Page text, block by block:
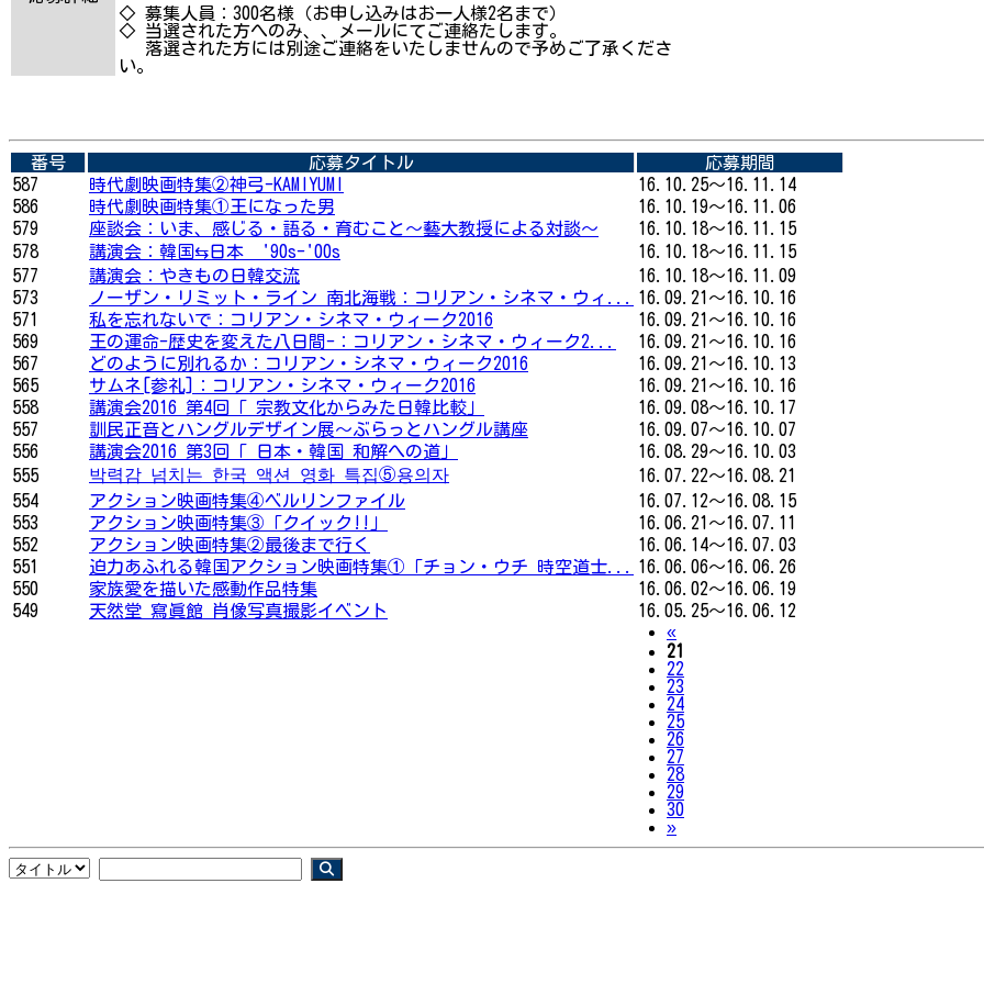
◇ 募集人員：300名様（お申し込みはお一人様2名まで）
◇ 当選された方へのみ、、メールにてご連絡たします。
落選された方には別途ご連絡をいたしませんので予めご了承くださ
い。
番号 応募タイトル
応募期間
587
時代劇映画特集②神弓-KAMIYUMI
16.10.25～16.11.14
586
時代劇映画特集①王になった男
16.10.19～16.11.06
579
座談会：いま、感じる・語る・育むこと～藝大教授による対談〜
16.10.18～16.11.15
578
講演会：韓国⇆日本 '90s-'00s
16.10.18～16.11.15
577
講演会：やきもの日韓交流
16.10.18～16.11.09
573
ノーザン・リミット・ライン 南北海戦：コリアン・シネマ・ウィ...
16.09.21～16.10.16
571
私を忘れないで：コリアン・シネマ・ウィーク2016
16.09.21～16.10.16
569
王の運命-歴史を変えた八日間-：コリアン・シネマ・ウィーク2...
16.09.21～16.10.16
567
どのように別れるか：コリアン・シネマ・ウィーク2016
16.09.21～16.10.13
565
サムネ[参礼]：コリアン・シネマ・ウィーク2016
16.09.21～16.10.16
558
講演会2016 第4回「 宗教文化からみた日韓比較」
16.09.08～16.10.17
557
訓民正音とハングルデザイン展～ぶらっとハングル講座
16.09.07～16.10.07
556
講演会2016 第3回「 日本・韓国 和解への道」
16.08.29～16.10.03
555
박력감 넘치는 한국 액션 영화 특집⑤용의자
16.07.22～16.08.21
554
アクション映画特集④ベルリンファイル
16.07.12～16.08.15
553
アクション映画特集③「クイック!!」
16.06.21～16.07.11
552
アクション映画特集②最後まで行く
16.06.14～16.07.03
551
迫力あふれる韓国アクション映画特集①「チョン・ウチ 時空道士...
16.06.06～16.06.26
550
家族愛を描いた感動作品特集
16.06.02～16.06.19
549
天然堂 寫眞館 肖像写真撮影イベント
16.05.25～16.06.12
«Previous
21
22
23
24
25
26
27
28
29
30
»Next